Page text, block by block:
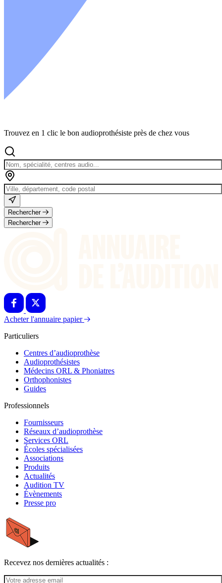
Trouvez en 1 clic le bon audioprothésiste près de chez vous
Rechercher
Rechercher
Acheter l'annuaire papier
Particuliers
Centres d’audioprothèse
Audioprothésistes
Médecins ORL & Phoniatres
Orthophonistes
Guides
Professionnels
Fournisseurs
Réseaux d’audioprothèse
Services ORL
Écoles spécialisées
Associations
Produits
Actualités
Audition TV
Évènements
Presse pro
Recevez nos dernières actualités :